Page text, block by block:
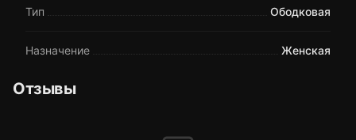
Тип Ободковая
Назначение Женская
Отзывы